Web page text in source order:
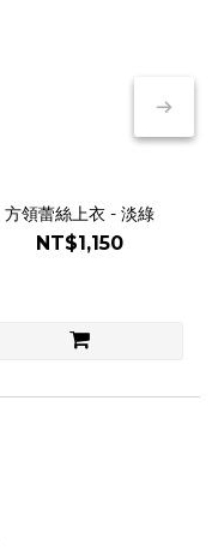
方領蕾絲上衣 - 淡綠
NT$1,150